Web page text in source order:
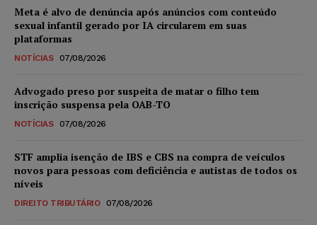
Meta é alvo de denúncia após anúncios com conteúdo
sexual infantil gerado por IA circularem em suas
plataformas
NOTÍCIAS 07/08/2026
Advogado preso por suspeita de matar o filho tem
inscrição suspensa pela OAB-TO
NOTÍCIAS 07/08/2026
STF amplia isenção de IBS e CBS na compra de veículos
novos para pessoas com deficiência e autistas de todos os
níveis
DIREITO TRIBUTÁRIO 07/08/2026